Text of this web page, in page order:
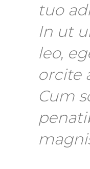
tuo
In ut
leo,
orcite
Cum